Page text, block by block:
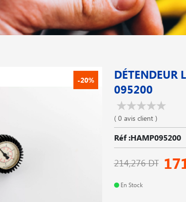
-20%
DÉTENDEUR
095200
( 0 avis client )
Réf :HAMP095200
214,276 DT
En Stock